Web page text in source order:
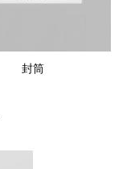
封筒